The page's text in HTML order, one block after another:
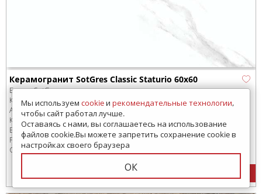
Керамогранит SotGres Classic Staturio 60x60
Бренд:SotGres
Коллекция:60x60
Артикул:03A-014
Код товара:
SD-213435
В коробке:4 шт, 1.44 м2
Размер:600x600 мм
Сроки доставки: 30 дней
Мы используем cookieи рекомендательные технологии,
чтобы сайт работал лучше.
Оставаясь с нами, вы соглашаетесь на использование
файлов cookie.Вы можете запретить сохранение cookie в
настройках своего браузера
ОК